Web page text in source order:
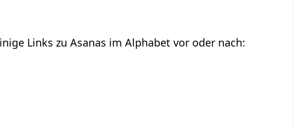
Links zu Asanas im Alphabet vor oder nach: